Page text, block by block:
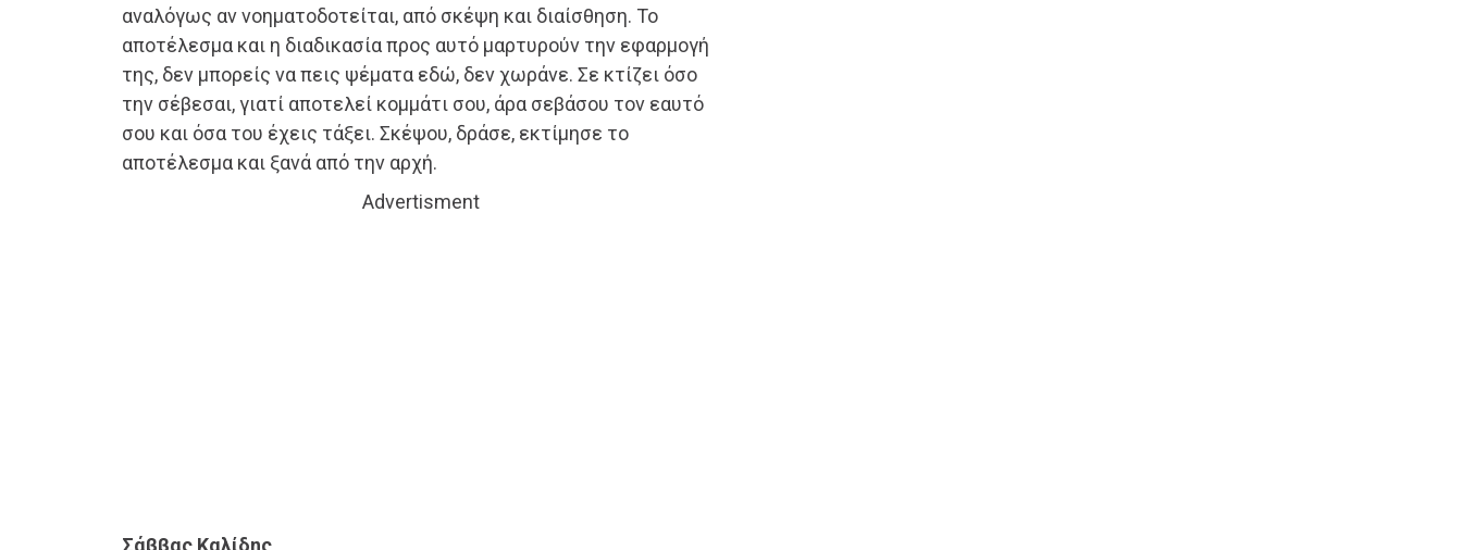
αναλόγως αν νοηματοδοτείται, από σκέψη και διαίσθηση. Το
αποτέλεσμα και η διαδικασία προς αυτό μαρτυρούν την εφαρμογή
της, δεν μπορείς να πεις ψέματα εδώ, δεν χωράνε. Σε κτίζει όσο
την σέβεσαι, γιατί αποτελεί κομμάτι σου, άρα σεβάσου τον εαυτό
σου και όσα του έχεις τάξει. Σκέψου, δράσε, εκτίμησε το
αποτέλεσμα και ξανά από την αρχή.
Advertisment
Σάββας Καλίδης